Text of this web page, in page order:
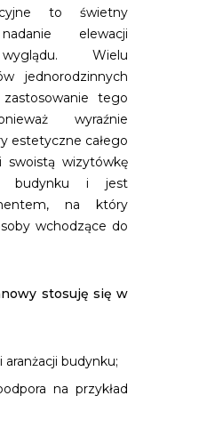
to świetny
elewacji
Wielu
jednorodzinnych
tego
wyraźnie
estetyczne całego
swoistą wizytówkę
budynku i jest
na który
wchodzące do
stosuję się w
budynku;
na przykład